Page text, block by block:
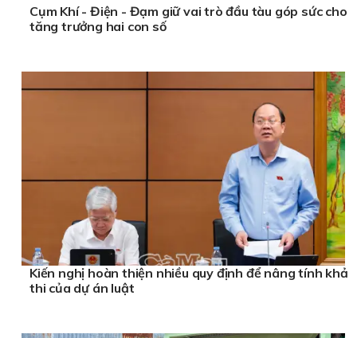
Cụm Khí - Điện - Đạm giữ vai trò đầu tàu góp sức cho
tăng trưởng hai con số
Kiến nghị hoàn thiện nhiều quy định để nâng tính khả
thi của dự án luật